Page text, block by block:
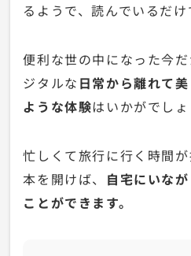
るようで、読んでいるだけ
便利な世の中になった今
ジタルな 日常から離れて
ような体験はいかがでしょ
忙しくて旅行に行く時間が
本を開けば、 自宅にいな
ことができます。